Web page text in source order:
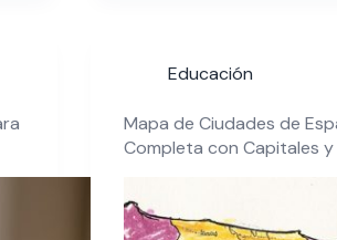
Educación
Mapa de Ciudades de
Completa con Capitales